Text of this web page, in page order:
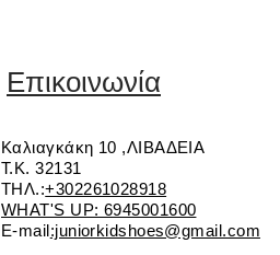
Επικοινωνία
Καλιαγκάκη 10 ,ΛΙΒΑΔΕΙΑ
Τ.Κ. 32131
ΤΗΛ.:+302261028918
WHAT'S UP: 6945001600
E-mail:juniorkidshoes@gmail.com